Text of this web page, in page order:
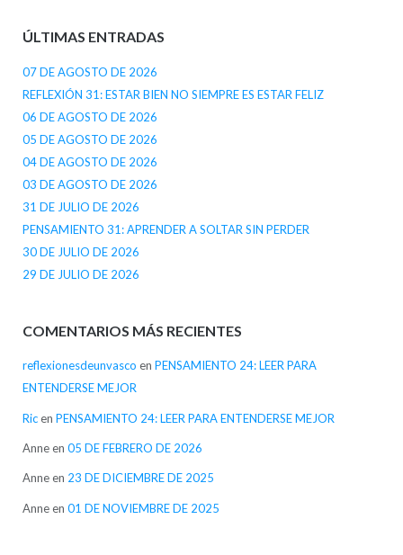
ÚLTIMAS ENTRADAS
07 DE AGOSTO DE 2026
REFLEXIÓN 31: ESTAR BIEN NO SIEMPRE ES ESTAR FELIZ
06 DE AGOSTO DE 2026
05 DE AGOSTO DE 2026
04 DE AGOSTO DE 2026
03 DE AGOSTO DE 2026
31 DE JULIO DE 2026
PENSAMIENTO 31: APRENDER A SOLTAR SIN PERDER
30 DE JULIO DE 2026
29 DE JULIO DE 2026
COMENTARIOS MÁS RECIENTES
reflexionesdeunvasco en PENSAMIENTO 24: LEER PARA
ENTENDERSE MEJOR
Ricen PENSAMIENTO 24: LEER PARA ENTENDERSE MEJOR
Anneen 05 DE FEBRERO DE 2026
Anneen 23 DE DICIEMBRE DE 2025
Anneen 01 DE NOVIEMBRE DE 2025